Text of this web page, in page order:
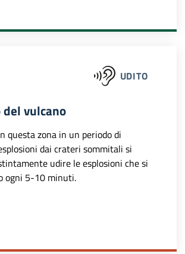
UDITO
vulcano
questa zona in un periodo di
dai crateri sommitali si
udire le esplosioni che si
ogni 5-10 minuti.